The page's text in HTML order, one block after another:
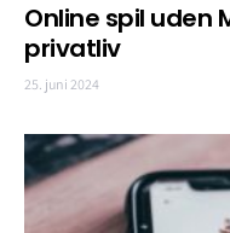
Online spil uden
privatliv
25. juni 2024